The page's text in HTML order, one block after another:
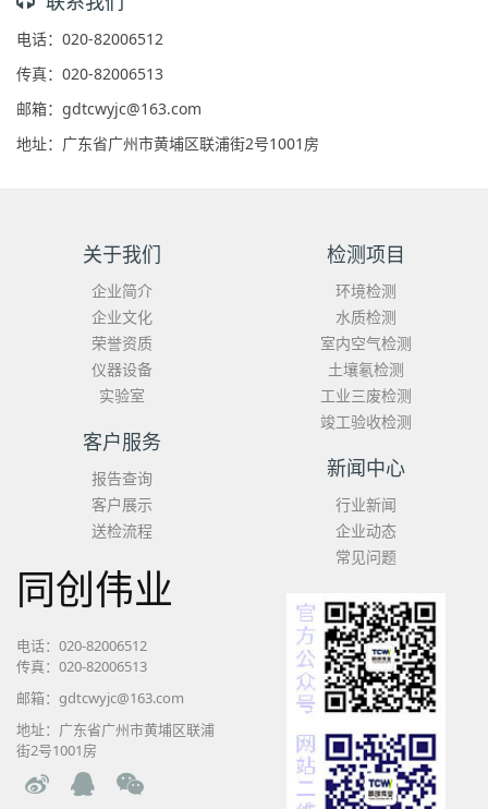
电话：020-82006512
传真：020-82006513
邮箱：gdtcwyjc@163.com
地址：广东省广州市黄埔区联浦街2号1001房
关于我们
企业简介
企业文化
荣誉资质
仪器设备
实验室
检测项目
环境检测
水质检测
室内空气检测
土壤氡检测
工业三废检测
竣工验收检测
客户服务
报告查询
客户展示
送检流程
新闻中心
行业新闻
企业动态
常见问题
同创伟业
电话：020-82006512
传真：020-82006513
邮箱：gdtcwyjc@163.com
地址：广东省广州市黄埔区联浦
街2号1001房